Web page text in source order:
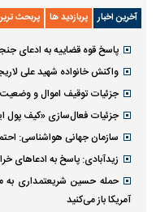
آخرین اخبار پربازدید ها پربحث
پاسخ قوه قضاییه به ادعای
واکنش خانواده شهید علی
جزئیات توقیف اموال و
جزئیات فعال‌سازی «کیف پول
سازمان جهانی هواشناسی:
زیدآبادی: پاسخ به ادعا‌های
حمله حسین شریعتمداری به
آمریکا باز می‌کنید